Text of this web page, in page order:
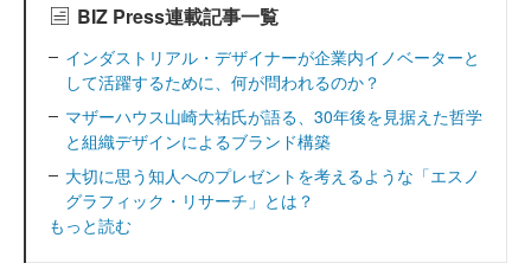
BIZ Press連載記事一覧
インダストリアル・デザイナーが企業内イノベーターと
して活躍するために、何が問われるのか？
マザーハウス山崎大祐氏が語る、30年後を見据えた哲学
と組織デザインによるブランド構築
大切に思う知人へのプレゼントを考えるような「エスノ
グラフィック・リサーチ」とは？
もっと読む